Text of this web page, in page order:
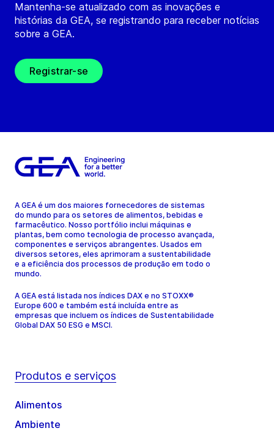
Mantenha-se atualizado com as inovações e
histórias da GEA, se registrando para receber notícias
sobre a GEA.
Registrar-se
A GEA é um dos maiores fornecedores de sistemas
do mundo para os setores de alimentos, bebidas e
farmacêutico. Nosso portfólio inclui máquinas e
plantas, bem como tecnologia de processo avançada,
componentes e serviços abrangentes. Usados em
diversos setores, eles aprimoram a sustentabilidade
e a eficiência dos processos de produção em todo o
mundo.
A GEA está listada nos índices DAX e no STOXX®
Europe 600 e também está incluída entre as
empresas que incluem os índices de Sustentabilidade
Global DAX 50 ESG e MSCI.
Produtos e serviços
Alimentos
Ambiente